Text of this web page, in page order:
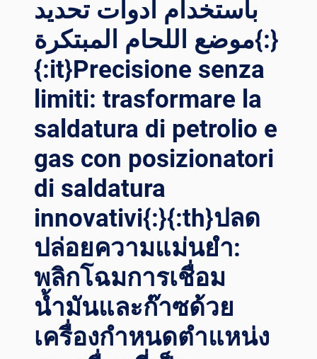
القصوى{:}{
ELLA P
RECISIONE: S
VELARE I
S
EI P
OSIZIONATORI D
I S
ALDATURA P
ER L
A M
ASSIMA E
FFICIENZA{:}{
:TH}ก
ารป
ี่แ
ม่นยำ: ไ
ขค
باستخدام أدوات تحديد
موضع اللحام المبتكرة{:}
{:it}Precisione senza
limiti: trasformare la
saldatura di petrolio e
gas con posizionatori
di saldatura
innovativi{:}{:th}ปลด
ปล่อยความแม่นยำ:
พลิกโฉมการเชื่อม
น้ำมันและก๊าซด้วย
เครื่องกำหนดตำแหน่ง